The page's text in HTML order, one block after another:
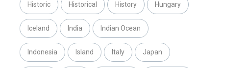
Historic Historical History Hungary
Iceland India Indian Ocean
Indonesia Island Italy Japan